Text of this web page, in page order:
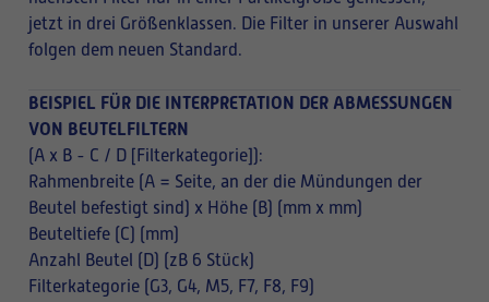
jetzt in drei Größenklassen. Die Filter in unserer Auswahl
folgen dem neuen Standard.
BEISPIEL FÜR DIE INTERPRETATION DER ABMESSUNGEN
VON BEUTELFILTERN
(A x B - C / D [Filterkategorie]):
Rahmenbreite (A = Seite, an der die Mündungen der
Beutel befestigt sind) x Höhe (B) (mm x mm)
Beuteltiefe (C) (mm)
Anzahl Beutel (D) (zB 6 Stück)
Filterkategorie (G3, G4, M5, F7, F8, F9)